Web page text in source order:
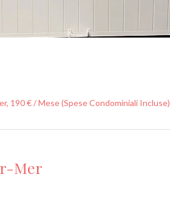
190 € / Mese (Spese Condominiali Incluse)
Mer